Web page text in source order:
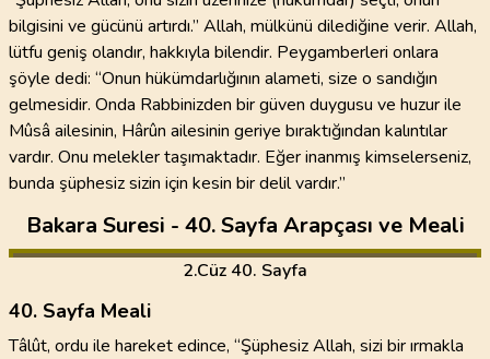
bilgisini ve gücünü artırdı.” Allah, mülkünü dilediğine verir. Allah,
lütfu geniş olandır, hakkıyla bilendir. Peygamberleri onlara
şöyle dedi: “Onun hükümdarlığının alameti, size o sandığın
gelmesidir. Onda Rabbinizden bir güven duygusu ve huzur ile
Mûsâ ailesinin, Hârûn ailesinin geriye bıraktığından kalıntılar
vardır. Onu melekler taşımaktadır. Eğer inanmış kimselerseniz,
bunda şüphesiz sizin için kesin bir delil vardır.”
Bakara Suresi - 40. Sayfa Arapçası ve Meali
2.Cüz 40. Sayfa
40. Sayfa Meali
Tâlût, ordu ile hareket edince, “Şüphesiz Allah, sizi bir ırmakla